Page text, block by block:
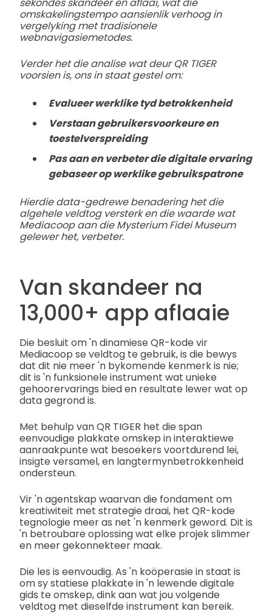
sekondes skandeer en aflaai, wat die
omskakelingstempo aansienlik verhoog in
vergelyking met tradisionele
webnavigasiemetodes.
Verder het die analise wat deur QR TIGER
voorsien is, ons in staat gestel om:
Evalueer werklike tyd betrokkenheid
Verstaan gebruikersvoorkeure en
toestelverspreiding
Pas aan en verbeter die digitale ervaring
gebaseer op werklike gebruikspatrone
Hierdie data-gedrewe benadering het die
algehele veldtog versterk en die waarde wat
Mediacoop aan die Mysterium Fidei Museum
gelewer het, verbeter.
Van skandeer na
13,000+ app aflaaie
Die besluit om 'n dinamiese QR-kode vir
Mediacoop se veldtog te gebruik, is die bewys
dat dit nie meer 'n bykomende kenmerk is nie;
dit is 'n funksionele instrument wat unieke
gehoorervarings bied en resultate lewer wat op
data gegrond is.
Met behulp van QR TIGER het die span
eenvoudige plakkate omskep in interaktiewe
aanraakpunte wat besoekers voortdurend lei,
insigte versamel, en langtermynbetrokkenheid
ondersteun.
Vir 'n agentskap waarvan die fondament om
kreatiwiteit met strategie draai, het QR-kode
tegnologie meer as net 'n kenmerk geword. Dit is
'n betroubare oplossing wat elke projek slimmer
en meer gekonnekteer maak.
Die les is eenvoudig. As 'n koöperasie in staat is
om sy statiese plakkate in 'n lewende digitale
gids te omskep, dink aan wat jou volgende
veldtog met dieselfde instrument kan bereik.